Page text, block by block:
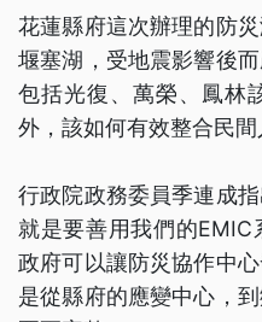
花蓮縣府這次辦理的防
堰塞湖，受地震影響後
包括光復、萬榮、鳳林
外，該如何有效整合民間
行政院政務委員季連成
就是要善用我們的
政府可以讓防災協作中
是從縣府的應變中心，